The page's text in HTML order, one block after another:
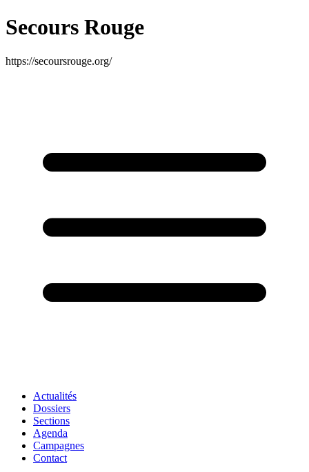
Secours Rouge
https://secoursrouge.org/
Actualités
Dossiers
Sections
Agenda
Campagnes
Contact